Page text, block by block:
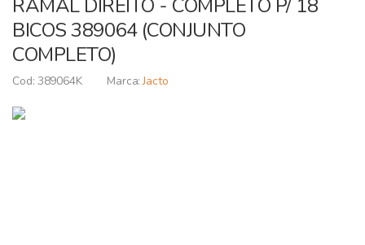
RAMAL DIREITO - COMPLETO P/ 18
BICOS 389064 (CONJUNTO
COMPLETO)
389064K Jacto